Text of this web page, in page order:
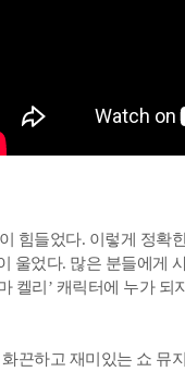
힘들었다. 이렇게 정확
울었다. 많은 분들에게
켈리’ 캐릭터에 누가
끈하고 재미있는 쇼 뮤